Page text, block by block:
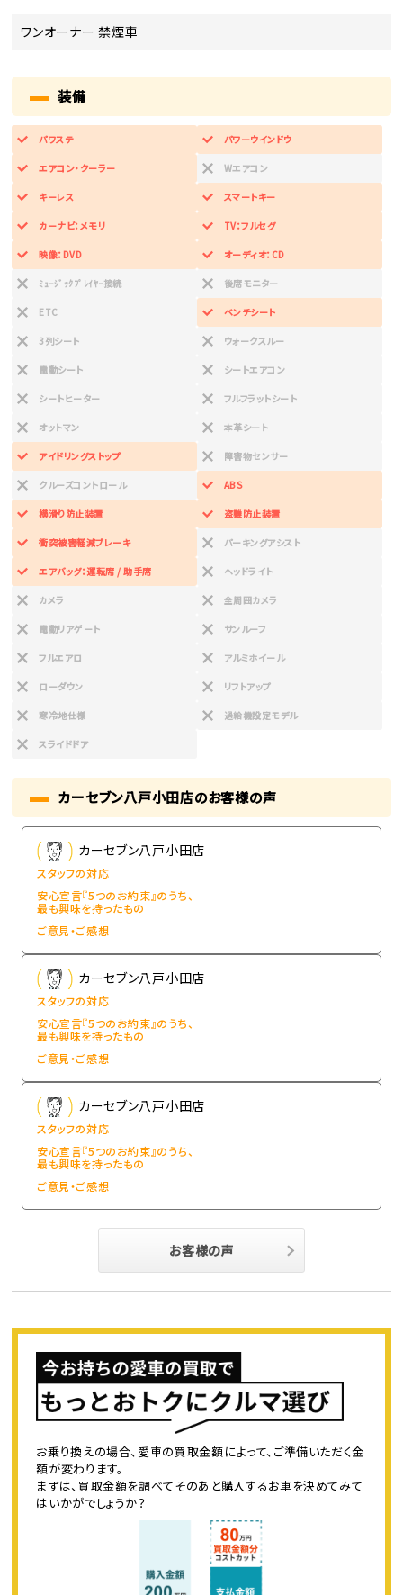
ワンオーナー 禁煙車
装備
パワステ パワーウインドウ
エアコン・クーラー Wエアコン
キーレス スマートキー
カーナビ：メモリ TV：フルセグ
映像：DVD オーディオ：CD
ﾐｭｰｼﾞｯｸﾌﾟﾚｲﾔｰ接続 後席モニター
ETC ベンチシート
3列シート ウォークスルー
電動シート シートエアコン
シートヒーター フルフラットシート
オットマン 本革シート
アイドリングストップ 障害物センサー
クルーズコントロール ABS
横滑り防止装置 盗難防止装置
衝突被害軽減ブレーキ パーキングアシスト
エアバッグ：運転席 / 助手席 ヘッドライト
カメラ 全周囲カメラ
電動リアゲート サンルーフ
フルエアロ アルミホイール
ローダウン リフトアップ
寒冷地仕様 過給機設定モデル
スライドドア
カーセブン八戸小田店のお客様の声
カーセブン八戸小田店
スタッフの対応
安心宣言『5つのお約束』のうち、
最も興味を持ったもの
ご意見・ご感想
カーセブン八戸小田店
スタッフの対応
安心宣言『5つのお約束』のうち、
最も興味を持ったもの
ご意見・ご感想
カーセブン八戸小田店
スタッフの対応
安心宣言『5つのお約束』のうち、
最も興味を持ったもの
ご意見・ご感想
お客様の声
お乗り換えの場合、愛車の買取金額によって、ご準備いただく金
額が変わります。
まずは、買取金額を調べてそのあと購入するお車を決めてみて
はいかがでしょうか？